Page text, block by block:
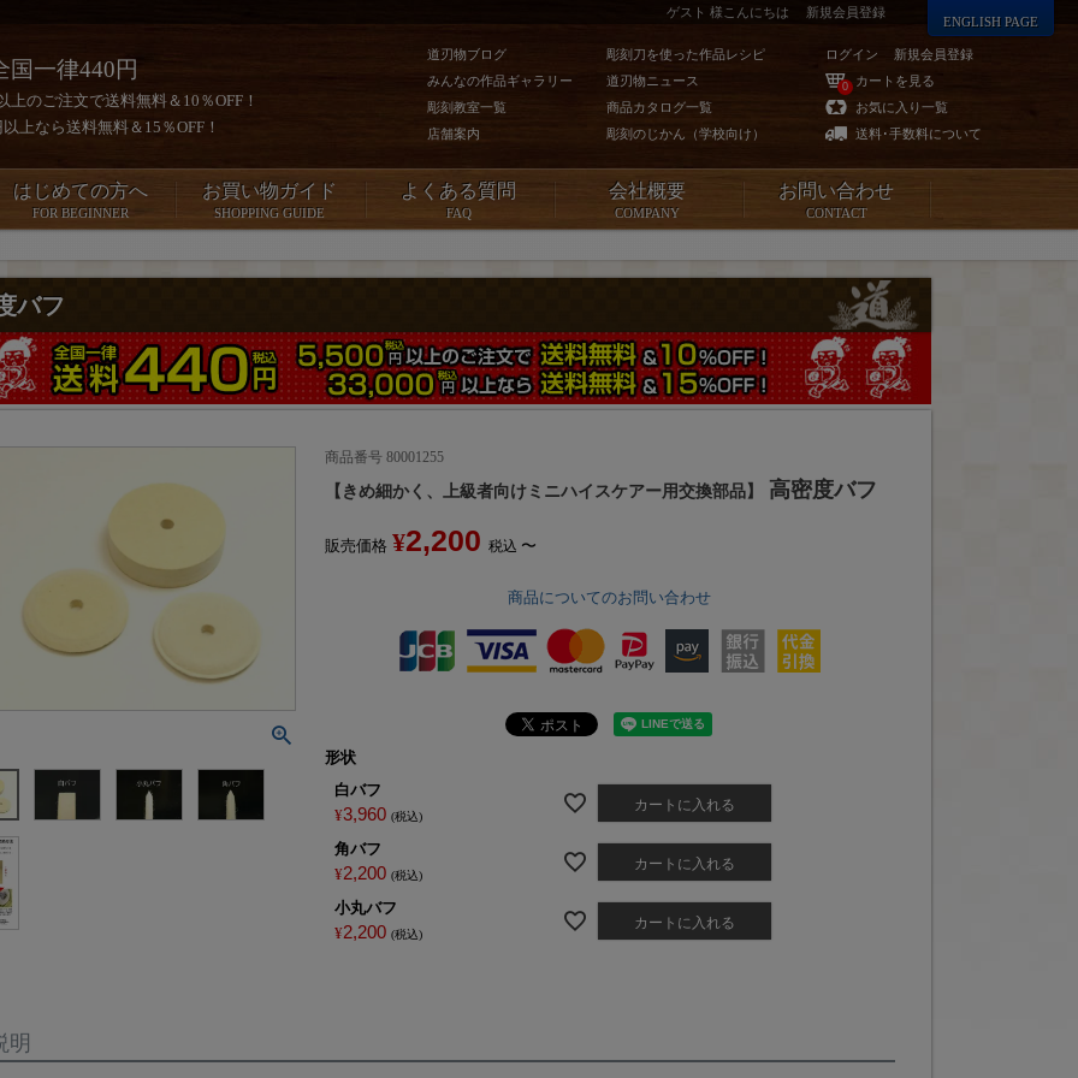
国一律440円
上のご注文で送料無料＆10％OFF！
上なら送料無料＆15％OFF！
道刃物ブログ
みんなの作品ギャラリー
彫刻教室一覧
店舗案内
彫刻刀を使った作品レシピ
道刃物ニュース
商品カタログ一覧
彫刻のじかん（学校向け）
ログイン 新規会員登録
0
カートを見る
お気に入り一覧
送料･手数料について
ゲスト 様こんにちは 新規会員登録
ENGLISH PAGE
はじめての方へ
FOR BEGINNER
お買い物ガイド
SHOPPING GUIDE
よくある質問
FAQ
会社概要
COMPANY
お問い合わせ
CONTACT
バフ
商品番号 80001255
【きめ細かく、上級者向けミニハイスケアー用交換部品】 高密度バフ
販売価格 ¥2,200 税込 〜
商品についてのお問い合わせ
形状
白バフ
¥3,960 税込
カートに入れる
角バフ
¥2,200 税込
カートに入れる
小丸バフ
¥2,200 税込
カートに入れる
明